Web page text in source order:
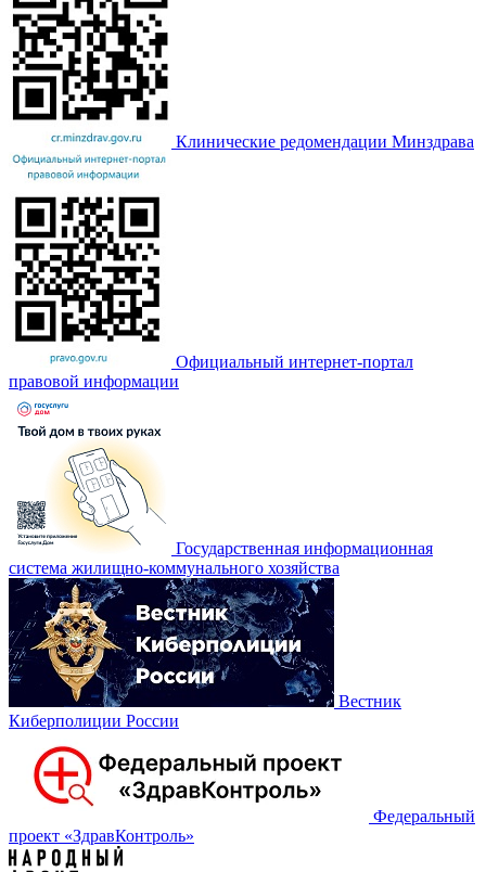
Клинические редомендации Минздрава
Официальный интернет-портал
правовой информации
Государственная информационная
система жилищно-коммунального хозяйства
Вестник
Киберполиции России
Федеральный
проект «‎ЗдравКонтроль»